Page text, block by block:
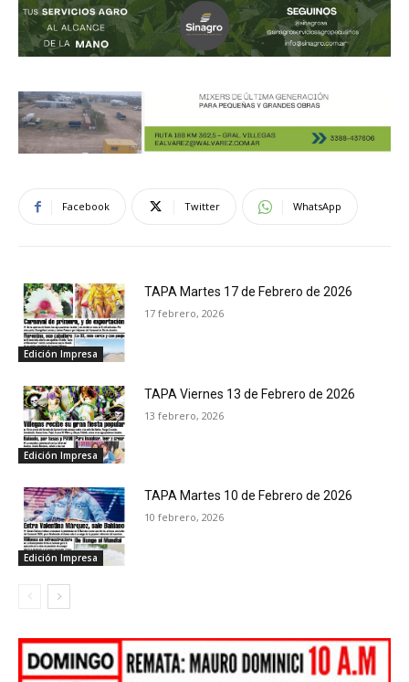
Facebook Twitter WhatsApp
Edición Impresa
TAPA Martes 17 de Febrero de 2026
17 febrero, 2026
Edición Impresa
TAPA Viernes 13 de Febrero de 2026
13 febrero, 2026
Edición Impresa
TAPA Martes 10 de Febrero de 2026
10 febrero, 2026